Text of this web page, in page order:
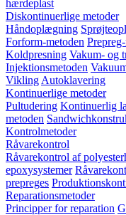
hærdeplast
Diskontinuerlige metoder
Håndoplægning
Forform-metoden
Koldpresning Vakum- og
Injektionsmetoden
Vikling Autoklavering
Kontinuerlige metoder
Pultudering Kontinuerlig
metoden
Kontrolmetoder
Råvarekontrol
Råvarekontrol af
epoxysystemer
prepreges
Reparationsmetoder
Principper for reparation